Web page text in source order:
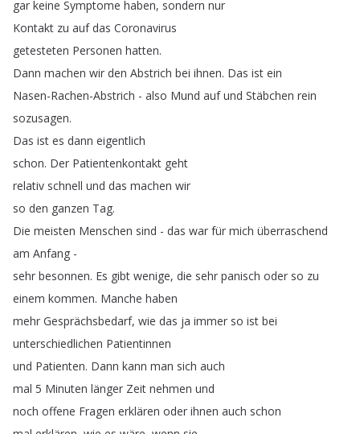
gar keine Symptome haben, sondern nur
Kontakt zu auf das Coronavirus
getesteten Personen hatten.
Dann machen wir den Abstrich bei ihnen. Das ist ein
Nasen-Rachen-Abstrich - also Mund auf und Stäbchen rein
sozusagen.
Das ist es dann eigentlich
schon. Der Patientenkontakt geht
relativ schnell und das machen wir
so den ganzen Tag.
Die meisten Menschen sind - das war für mich überraschend
am Anfang -
sehr besonnen. Es gibt wenige, die sehr panisch oder so zu
einem kommen. Manche haben
mehr Gesprächsbedarf, wie das ja immer so ist bei
unterschiedlichen Patientinnen
und Patienten. Dann kann man sich auch
mal 5 Minuten länger Zeit nehmen und
noch offene Fragen erklären oder ihnen auch schon